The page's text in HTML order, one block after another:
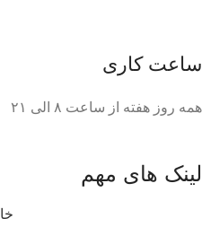
ساعت کاری
همه روز هفته از ساعت ٨ الی ۲۱
لینک های مهم